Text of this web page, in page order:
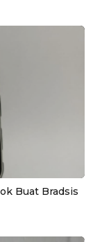
Buat Bradsis